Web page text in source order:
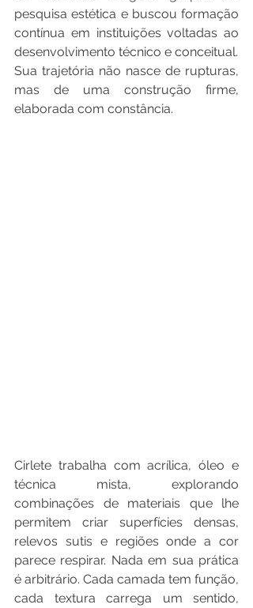
pesquisa estética e buscou formação
contínua em instituições voltadas ao
Sua trajetória não nasce de rupturas,
mas de uma construção firme,
elaborada com constância.
Cirlete trabalha com acrílica, óleo e
técnica mista, explorando
combinações de materiais que lhe
permitem criar superfícies densas,
relevos sutis e regiões onde a cor
parece respirar. Nada em sua prática
é arbitrário. Cada camada tem função,
cada textura carrega um sentido,